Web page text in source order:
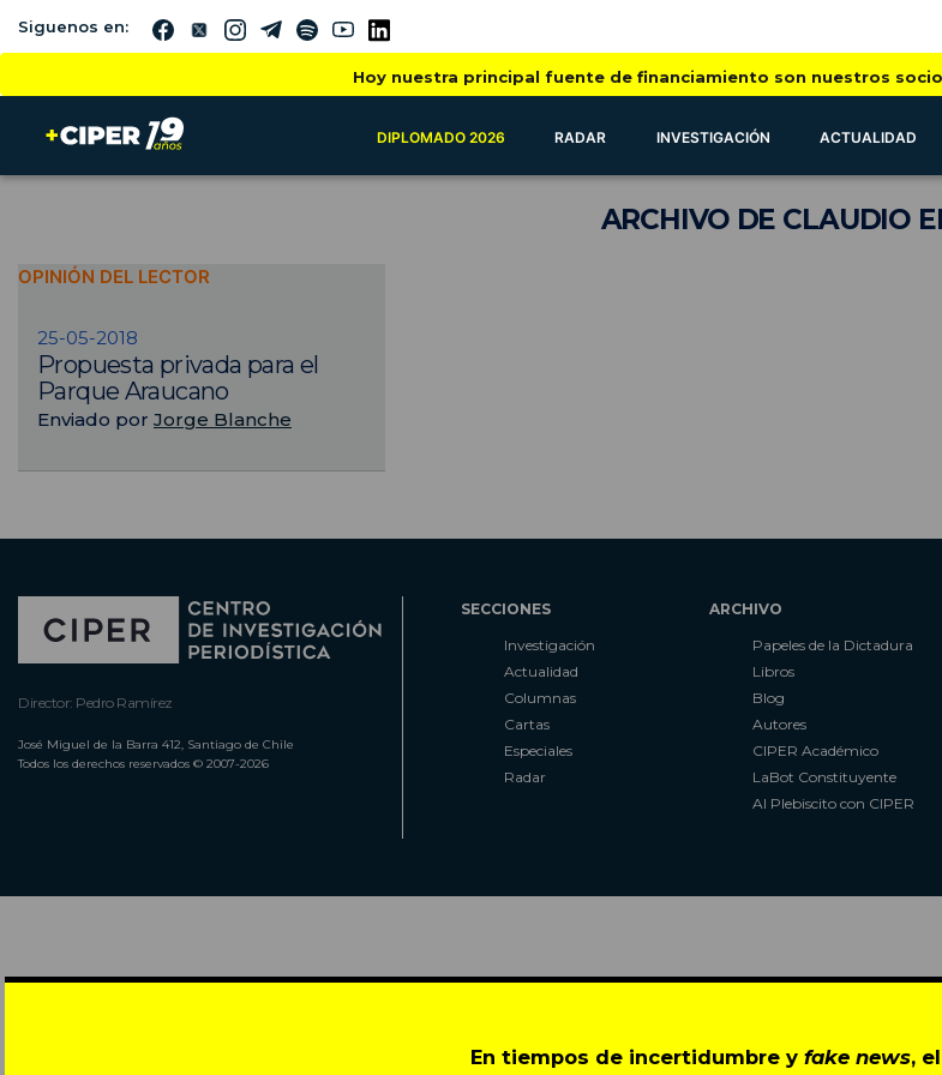
En tiempos de incertidumbre yfake news,
Siguenos en:
Hoy nuestra principal fuente de financiamiento son nuestros
DIPLOMADO 2026 RADAR INVESTIGACIÓN ACTUALIDAD
ARCHIVODE CLAUDIO
OPINIÓN DEL LECTOR
25-05-2018
Propuesta privada para el
Parque Araucano
Enviado por Jorge Blanche
Director: Pedro Ramírez
José Miguel de la Barra 412, Santiago de Chile
Todos los derechos reservados © 2007-2026
SECCIONES
Investigación
Actualidad
Columnas
Cartas
Especiales
Radar
ARCHIVO
Papeles de la Dictadura
Libros
Blog
Autores
CIPER Académico
LaBot Constituyente
Al Plebiscito con CIPER